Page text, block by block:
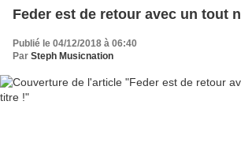
Feder est de retour avec un tout
Publié le 04/12/2018 à 06:40
Par Steph Musicnation